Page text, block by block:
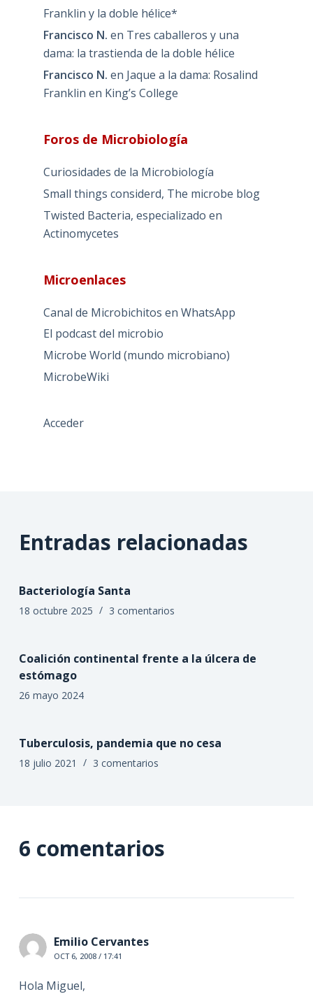
Franklin y la doble hélice*
Francisco N. en Tres caballeros y una
dama: la trastienda de la doble hélice
Francisco N. en Jaque a la dama: Rosalind
Franklin en King’s College
Foros de Microbiología
Curiosidades de la Microbiología
Small things considerd, The microbe blog
Twisted Bacteria, especializado en
Actinomycetes
Microenlaces
Canal de Microbichitos en WhatsApp
El podcast del microbio
Microbe World (mundo microbiano)
MicrobeWiki
Acceder
Entradas relacionadas
Bacteriología Santa
18 octubre 2025 3 comentarios
Coalición continental frente a la úlcera de
estómago
26 mayo 2024
Tuberculosis, pandemia que no cesa
18 julio 2021 3 comentarios
6 comentarios
Emilio Cervantes
OCT 6, 2008 / 17:41
Hola Miguel,